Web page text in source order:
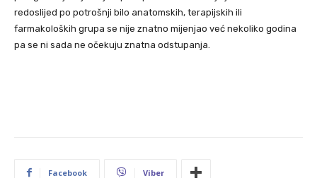
redoslijed po potrošnji bilo anatomskih, terapijskih ili
farmakoloških grupa se nije znatno mijenjao već nekoliko godina
pa se ni sada ne očekuju znatna odstupanja.
Facebook Viber